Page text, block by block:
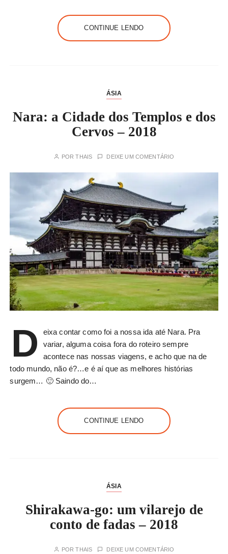
CONTINUE LENDO
ÁSIA
Nara: a Cidade dos Templos e dos
Cervos – 2018
PORTHAIS DEIXE UM COMENTÁRIO
D
eixa contar como foi a nossa ida até Nara. Pra
variar, alguma coisa fora do roteiro sempre
acontece nas nossas viagens, e acho que na de
todo mundo, não é?…e é aí que as melhores histórias
surgem… 🙂 Saindo do…
CONTINUE LENDO
ÁSIA
Shirakawa-go: um vilarejo de
conto de fadas – 2018
PORTHAIS DEIXE UM COMENTÁRIO